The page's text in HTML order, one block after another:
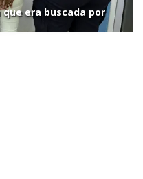
que era buscada por